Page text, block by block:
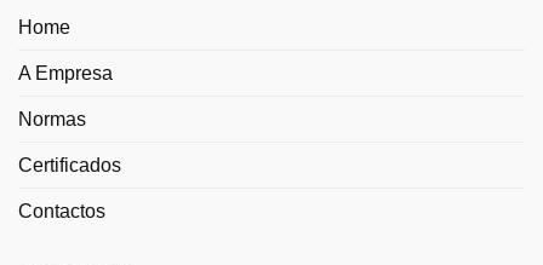
Home
A Empresa
Normas
Certificados
Contactos